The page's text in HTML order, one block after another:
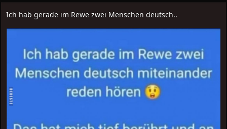
Ich hab gerade im Rewe zwei Menschen deutsch..